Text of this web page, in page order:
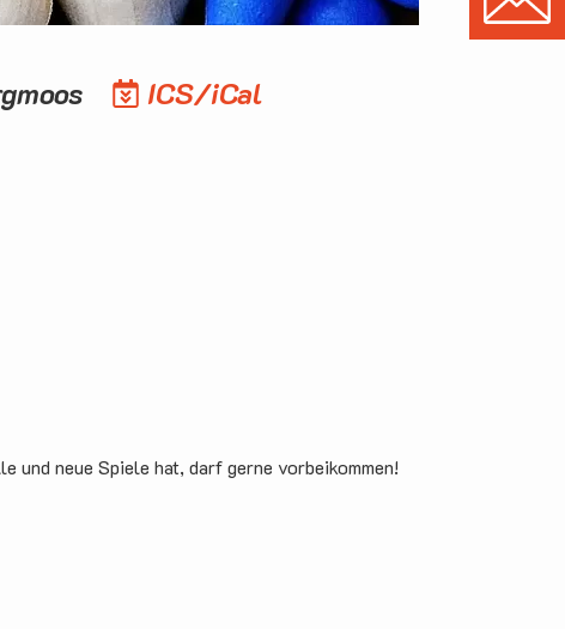
ICS/iCal
und neue Spiele hat, darf gerne vorbeikommen!